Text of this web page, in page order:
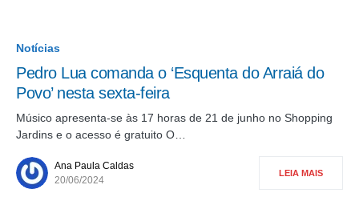
Notícias
Pedro Lua comanda o ‘Esquenta do Arraiá do
Povo’ nesta sexta-feira
Músico apresenta-se às 17 horas de 21 de junho no Shopping
Jardins e o acesso é gratuito O…
Ana Paula Caldas
20/06/2024
LEIA MAIS